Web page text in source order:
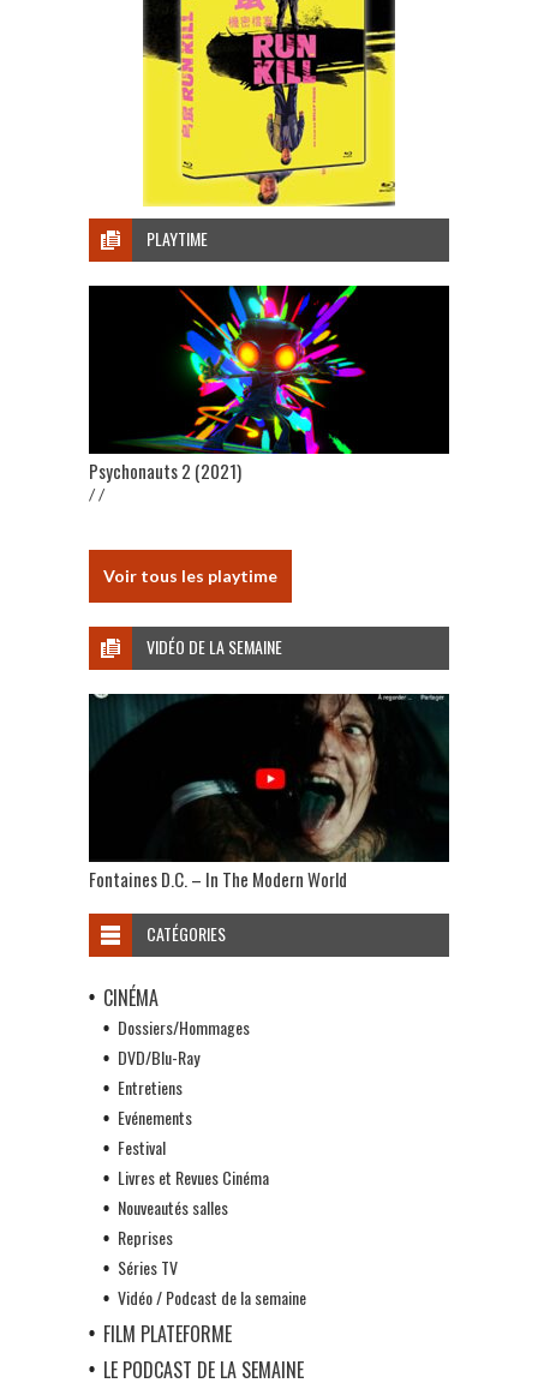
PLAYTIME
Psychonauts 2 (2021)
/ /
Voir tous les playtime
VIDÉO DE LA SEMAINE
Fontaines D.C. – In The Modern World
CATÉGORIES
CINÉMA
Dossiers/Hommages
DVD/Blu-Ray
Entretiens
Evénements
Festival
Livres et Revues Cinéma
Nouveautés salles
Reprises
Séries TV
Vidéo / Podcast de la semaine
FILM PLATEFORME
LE PODCAST DE LA SEMAINE